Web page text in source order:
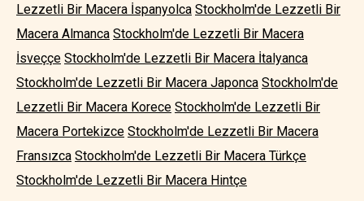
Lezzetli Bir Macera İspanyolca Stockholm'de Lezzetli Bir
Macera Almanca Stockholm'de Lezzetli Bir Macera
İsveççe Stockholm'de Lezzetli Bir Macera İtalyanca
Stockholm'de Lezzetli Bir Macera Japonca Stockholm'de
Lezzetli Bir Macera Korece Stockholm'de Lezzetli Bir
Macera Portekizce Stockholm'de Lezzetli Bir Macera
Fransızca Stockholm'de Lezzetli Bir Macera Türkçe
Stockholm'de Lezzetli Bir Macera Hintçe